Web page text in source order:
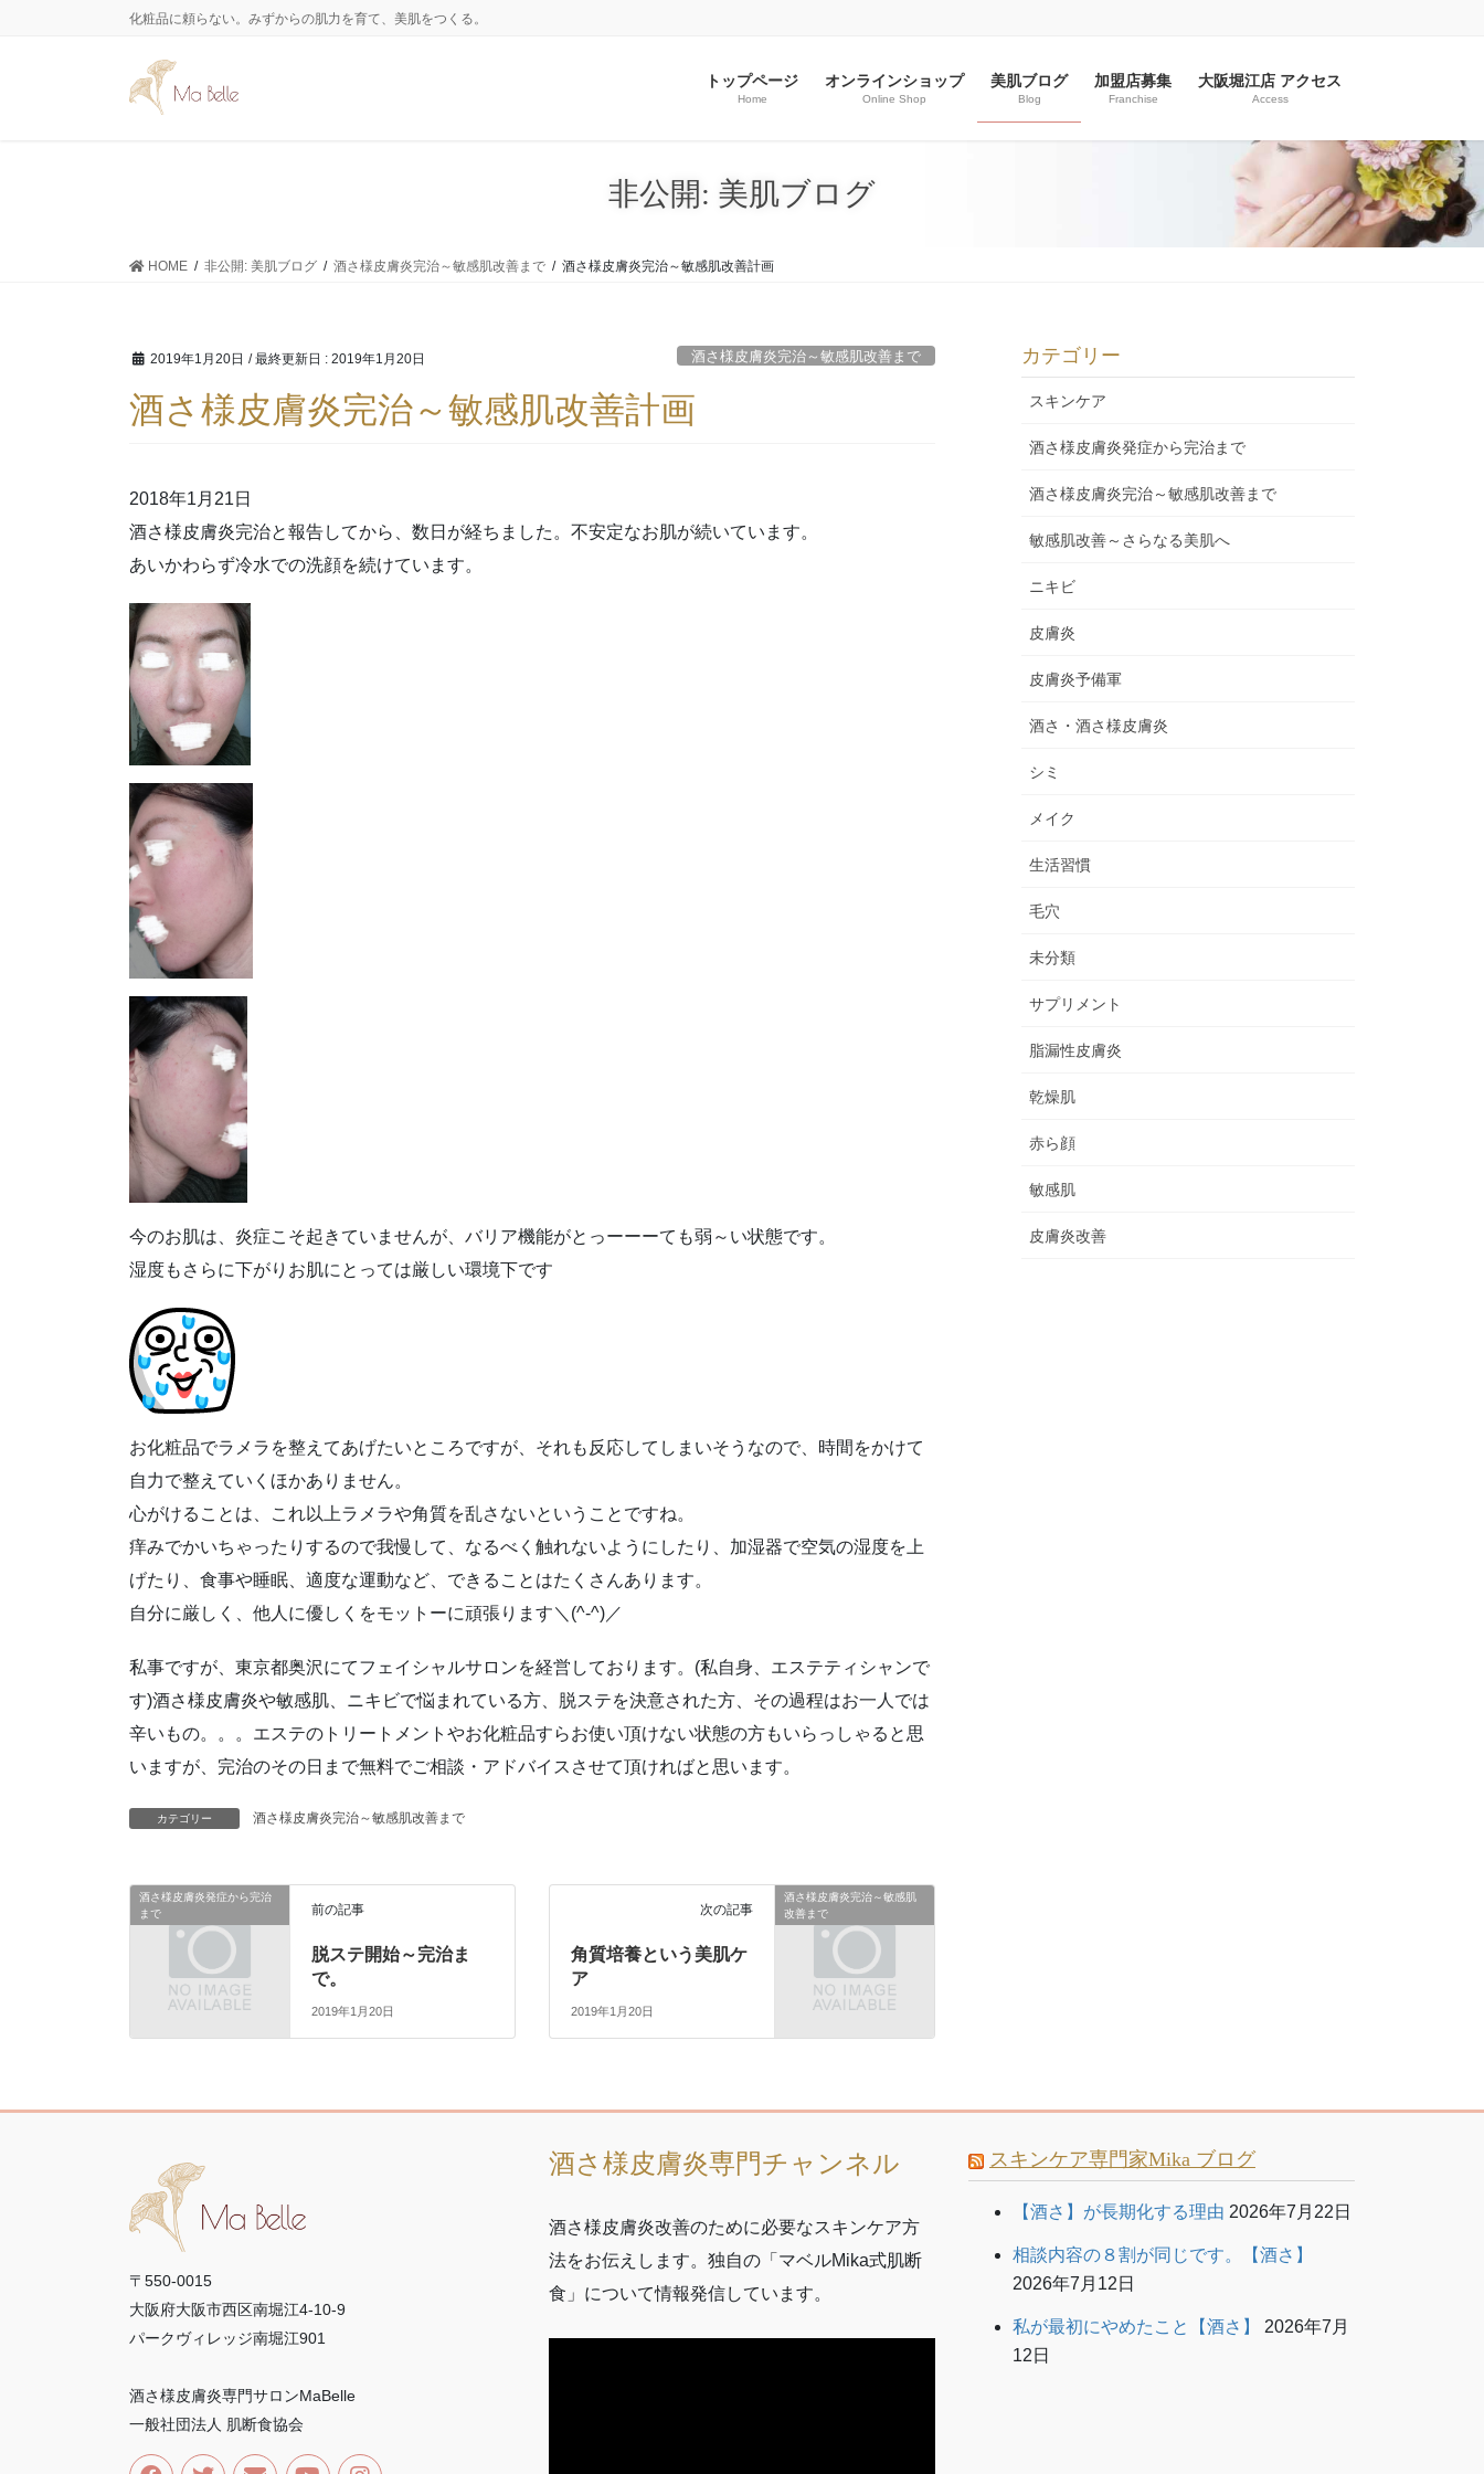
化粧品に頼らない。みずからの肌力を育て、美肌をつくる。
トップページ
Home
オンラインショップ
Online Shop
美肌ブログ
Blog
加盟店募集
Franchise
大阪堀江店 アクセス
Access
非公開: 美肌ブログ
HOME 非公開: 美肌ブログ 酒さ様皮膚炎完治～敏感肌改善まで 酒さ様皮膚炎完治～敏感肌改善計画
2019年1月20日 / 最終更新日 : 2019年1月20日 酒さ様皮膚炎完治～敏感肌改善まで
酒さ様皮膚炎完治～敏感肌改善計画
2018年1月21日
酒さ様皮膚炎完治と報告してから、数日が経ちました。不安定なお肌が続いています。
あいかわらず冷水での洗顔を続けています。
今のお肌は、炎症こそ起きていませんが、バリア機能がとっーーーても弱～い状態です。
湿度もさらに下がりお肌にとっては厳しい環境下です
お化粧品でラメラを整えてあげたいところですが、それも反応してしまいそうなので、時間をかけて
自力で整えていくほかありません。
心がけることは、これ以上ラメラや角質を乱さないということですね。
痒みでかいちゃったりするので我慢して、なるべく触れないようにしたり、加湿器で空気の湿度を上
げたり、食事や睡眠、適度な運動など、できることはたくさんあります。
自分に厳しく、他人に優しくをモットーに頑張ります＼(^-^)／
私事ですが、東京都奥沢にてフェイシャルサロンを経営しております。(私自身、エステティシャンで
す)酒さ様皮膚炎や敏感肌、ニキビで悩まれている方、脱ステを決意された方、その過程はお一人では
辛いもの。。。エステのトリートメントやお化粧品すらお使い頂けない状態の方もいらっしゃると思
いますが、完治のその日まで無料でご相談・アドバイスさせて頂ければと思います。
カテゴリー 酒さ様皮膚炎完治～敏感肌改善まで
酒さ様皮膚炎発症から完治
まで
前の記事
脱ステ開始～完治ま
で。
2019年1月20日
酒さ様皮膚炎完治～敏感肌
改善まで
次の記事
角質培養という美肌ケ
ア
2019年1月20日
カテゴリー
スキンケア
酒さ様皮膚炎発症から完治まで
酒さ様皮膚炎完治～敏感肌改善まで
敏感肌改善～さらなる美肌へ
ニキビ
皮膚炎
皮膚炎予備軍
酒さ・酒さ様皮膚炎
シミ
メイク
生活習慣
毛穴
未分類
サプリメント
脂漏性皮膚炎
乾燥肌
赤ら顔
敏感肌
皮膚炎改善
〒550-0015
大阪府大阪市西区南堀江4-10-9
パークヴィレッジ南堀江901
酒さ様皮膚炎専門サロンMaBelle
一般社団法人 肌断食協会
酒さ様皮膚炎専門チャンネル
酒さ様皮膚炎改善のために必要なスキンケア方
法をお伝えします。独自の「マベルMika式肌断
食」について情報発信しています。
スキンケア専門家Mika ブログ
【酒さ】が長期化する理由 2026年7月22日
相談内容の８割が同じです。【酒さ】
2026年7月12日
私が最初にやめたこと【酒さ】
2026年7月
12日